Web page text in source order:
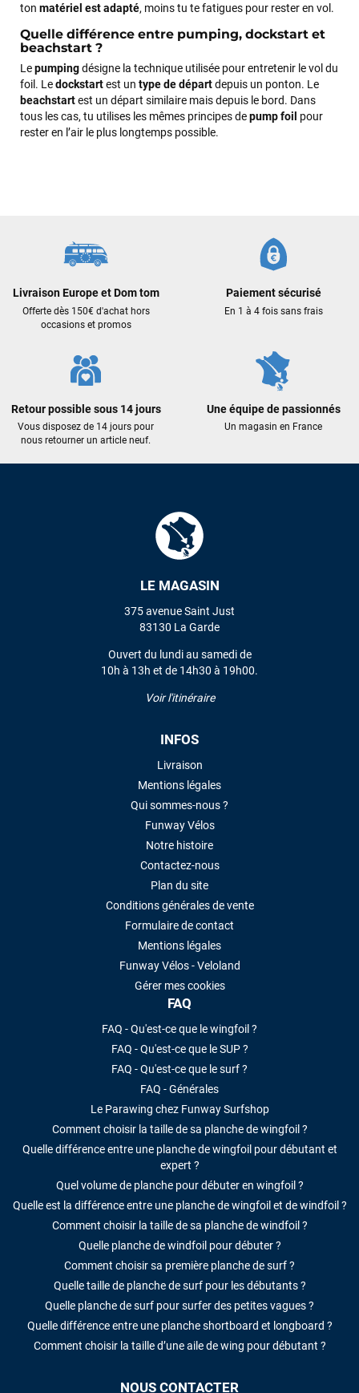
ton matériel est adapté, moins tu te fatigues pour rester en vol.
Quelle différence entre pumping, dockstart et
beachstart ?
Lepumpingdésigne la technique utilisée pour entretenir le vol du
foil. Ledockstartest un type de départdepuis un ponton. Le
beachstartest un départ similaire mais depuis le bord. Dans
tous les cas, tu utilises les mêmes principes depump foil pour
rester en l’air le plus longtemps possible.
Livraison Europe et Dom tom
Offerte dès 150€ d'achat hors
occasions et promos
Paiement sécurisé
En 1 à 4 fois sans frais
Retour possible sous 14 jours
Vous disposez de 14 jours pour
nous retourner un article neuf.
Une équipe de passionnés
Un magasin en France
LE MAGASIN
375 avenue Saint Just
83130 La Garde
Ouvert du lundi au samedi de
10h à 13h et de 14h30 à 19h00.
Voir l'itinéraire
INFOS
Livraison
Mentions légales
Qui sommes-nous ?
Funway Vélos
Notre histoire
Contactez-nous
Plan du site
Conditions générales de vente
Formulaire de contact
Mentions légales
Funway Vélos - Veloland
Gérer mes cookies
FAQ
FAQ - Qu'est-ce que le wingfoil ?
FAQ - Qu'est-ce que le SUP ?
FAQ - Qu'est-ce que le surf ?
FAQ - Générales
Le Parawing chez Funway Surfshop
Comment choisir la taille de sa planche de wingfoil ?
Quelle différence entre une planche de wingfoil pour débutant et
expert ?
Quel volume de planche pour débuter en wingfoil ?
Quelle est la différence entre une planche de wingfoil et de windfoil ?
Comment choisir la taille de sa planche de windfoil ?
Quelle planche de windfoil pour débuter ?
Comment choisir sa première planche de surf ?
Quelle taille de planche de surf pour les débutants ?
Quelle planche de surf pour surfer des petites vagues ?
Quelle différence entre une planche shortboard et longboard ?
Comment choisir la taille d’une aile de wing pour débutant ?
NOUS CONTACTER